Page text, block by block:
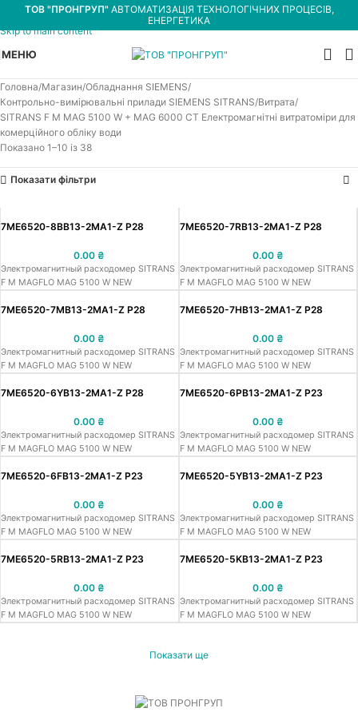
Skip to navigation
Skip to main content
ТОВ "ПРОНГРУП" АВТОМАТИЗАЦІЯ ТЕХНОЛОГІЧНИХ ПРОЦЕСІВ,
ЕНЕРГЕТИКА
МЕНЮ
Головна Магазин Обладнання SIEMENS
Контрольно-вимірювальні прилади SIEMENS SITRANS Витрата
SITRANS F M MAG 5100 W + MAG 6000 CT Електромагнітні витратоміри для
комерційного обліку води
Показано 1–10 із 38
Показати фільтри
7ME6520-8BB13-2MA1-Z P28
0.00 ₴
Электромагнитный расходомер SITRANS
F M MAGFLO MAG 5100 W NEW
7ME6520-7RB13-2MA1-Z P28
0.00 ₴
Электромагнитный расходомер SITRANS
F M MAGFLO MAG 5100 W NEW
7ME6520-7MB13-2MA1-Z P28
0.00 ₴
Электромагнитный расходомер SITRANS
F M MAGFLO MAG 5100 W NEW
7ME6520-7HB13-2MA1-Z P28
0.00 ₴
Электромагнитный расходомер SITRANS
F M MAGFLO MAG 5100 W NEW
7ME6520-6YB13-2MA1-Z P28
0.00 ₴
Электромагнитный расходомер SITRANS
F M MAGFLO MAG 5100 W NEW
7ME6520-6PB13-2MA1-Z P23
0.00 ₴
Электромагнитный расходомер SITRANS
F M MAGFLO MAG 5100 W NEW
7ME6520-6FB13-2MA1-Z P23
0.00 ₴
Электромагнитный расходомер SITRANS
F M MAGFLO MAG 5100 W NEW
7ME6520-5YB13-2MA1-Z P23
0.00 ₴
Электромагнитный расходомер SITRANS
F M MAGFLO MAG 5100 W NEW
7ME6520-5RB13-2MA1-Z P23
0.00 ₴
Электромагнитный расходомер SITRANS
F M MAGFLO MAG 5100 W NEW
7ME6520-5KB13-2MA1-Z P23
0.00 ₴
Электромагнитный расходомер SITRANS
F M MAGFLO MAG 5100 W NEW
Показати ще